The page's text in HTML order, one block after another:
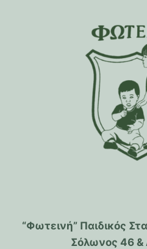
“Φωτεινή” Παιδικός
Σόλωνος 46